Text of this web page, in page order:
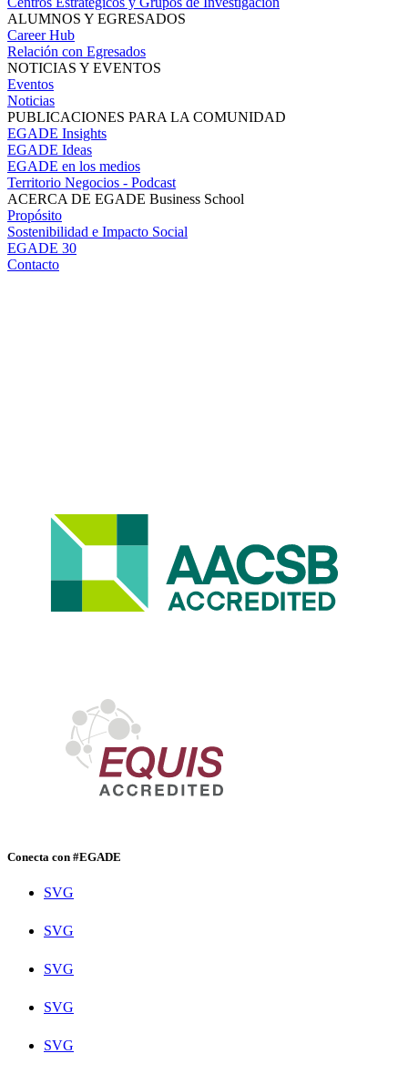
ALUMNOS Y EGRESADOS
Career Hub
Relación con Egresados
NOTICIAS Y EVENTOS
Eventos
Noticias
PUBLICACIONES PARA LA COMUNIDAD
EGADE Insights
EGADE Ideas
EGADE en los medios
Territorio Negocios - Podcast
ACERCA DE EGADE Business School
Propósito
Sostenibilidad e Impacto Social
EGADE 30
Contacto
Conecta con #EGADE
SVG
SVG
SVG
SVG
SVG